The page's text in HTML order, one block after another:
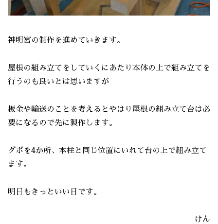
神明宮の制作を進めていきます。
屋根の組み立てをしていくにあたり本体の上で組み立てを
行うのも良いとは思いますが
板金や輸送のことを考えるとやはり屋根の組み立て台は必
要になるので先に製作します。
ダボを4か所、本柱と同じ位置にいれて台の上で組み立て
ます。
明日もきっといい日です。
けん